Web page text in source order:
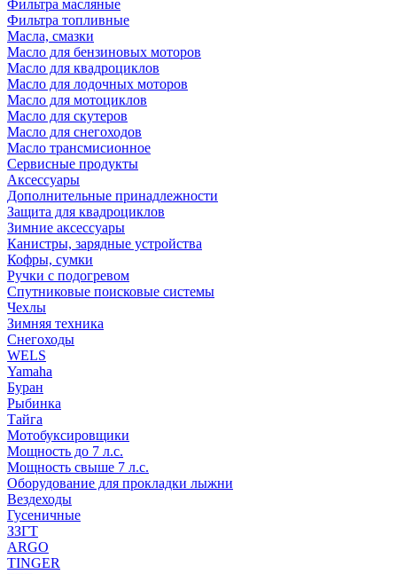
Фильтра масляные
Фильтра топливные
Масла, смазки
Масло для бензиновых моторов
Масло для квадроциклов
Масло для лодочных моторов
Масло для мотоциклов
Масло для скутеров
Масло для снегоходов
Масло трансмисионное
Сервисные продукты
Аксессуары
Дополнительные принадлежности
Защита для квадроциклов
Зимние аксессуары
Канистры, зарядные устройства
Кофры, сумки
Ручки с подогревом
Спутниковые поисковые системы
Чехлы
Зимняя техника
Снегоходы
WELS
Yamaha
Буран
Рыбинка
Тайга
Мотобуксировщики
Мощность до 7 л.с.
Мощность свыше 7 л.с.
Оборудование для прокладки лыжни
Вездеходы
Гусеничные
ЗЗГТ
ARGO
TINGER